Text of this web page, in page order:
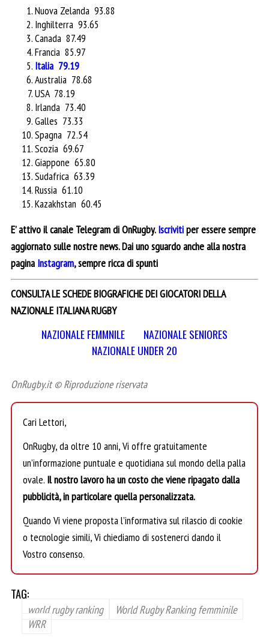
Nuova Zelanda 93.88
Inghilterra 93.65
Canada 87.49
Francia 85.97
Italia 79.19
Australia 78.68
USA 78.19
Irlanda 73.40
Galles 73.33
Spagna 72.54
Scozia 69.67
Giappone 65.80
Sudafrica 63.39
Russia 61.10
Kazakhstan 60.45
E’ attivo il canale Telegram di OnRugby.Iscrivitiper essere sempre
aggiornato sulle nostre news. Dai uno sguardo anche alla nostra
pagina Instagram, sempre ricca di spunti
CONSULTA LE SCHEDE BIOGRAFICHE DEI GIOCATORI DELLA
NAZIONALE ITALIANA RUGBY
NAZIONALE FEMMNILE
NAZIONALE SENIORES
NAZIONALE UNDER 20
OnRugby.it © Riproduzione riservata
Cari Lettori,
OnRugby, da oltre 10 anni, Vi offre gratuitamente
un’informazione puntuale e quotidiana sul mondo della palla
ovale. Il nostro lavoro ha un costo che viene ripagato dalla
pubblicità, in particolare quella personalizzata.
Quando Vi viene proposta l’informativa sul rilascio di cookie
o tecnologie simili, Vi chiediamo di sostenerci dando il
Vostro consenso.
TAG:
world rugby ranking
World Rugby Ranking femminile
WRR